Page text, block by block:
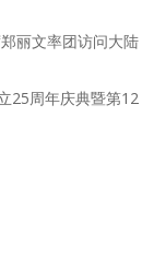
丽文率团访问大陆
25周年庆典暨第12